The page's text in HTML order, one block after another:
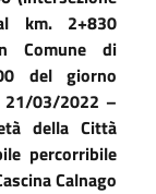
km. 2+830
Comune di
del giorno
21/03/2022 –
della Città
percorribile
Calnago